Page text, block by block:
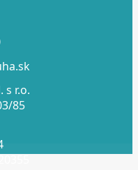
s r.o.
85